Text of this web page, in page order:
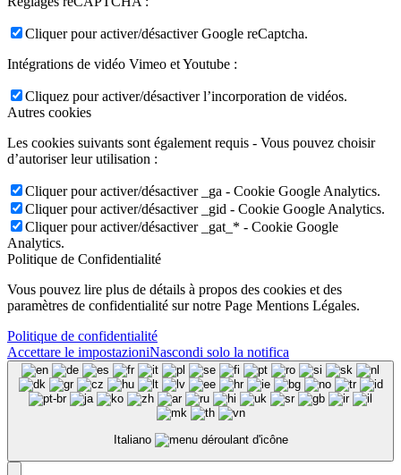
Cliquer pour activer/désactiver Google reCaptcha.
Intégrations de vidéo Vimeo et Youtube :
Cliquez pour activer/désactiver l’incorporation de vidéos.
Autres cookies
Les cookies suivants sont également requis - Vous pouvez choisir
d’autoriser leur utilisation :
Cliquer pour activer/désactiver _ga - Cookie Google Analytics.
Cliquer pour activer/désactiver _gid - Cookie Google Analytics.
Cliquer pour activer/désactiver _gat_* - Cookie Google
Analytics.
Politique de Confidentialité
Vous pouvez lire plus de détails à propos des cookies et des
paramètres de confidentialité sur notre Page Mentions Légales.
Politique de confidentialité
Accettare le impostazioniNascondi solo la notifica
Italiano